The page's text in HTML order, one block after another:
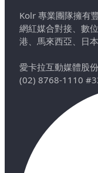
Kolr 專業團隊擁有
網紅媒合對接、數
港、馬來西亞、日
愛卡拉互動媒體股
(02) 8768-1110